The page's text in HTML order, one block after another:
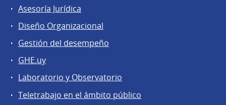
Asesoría Jurídica
Diseño Organizacional
Gestión del desempeño
GHE.uy
Laboratorio y Observatorio
Teletrabajo en el ámbito público